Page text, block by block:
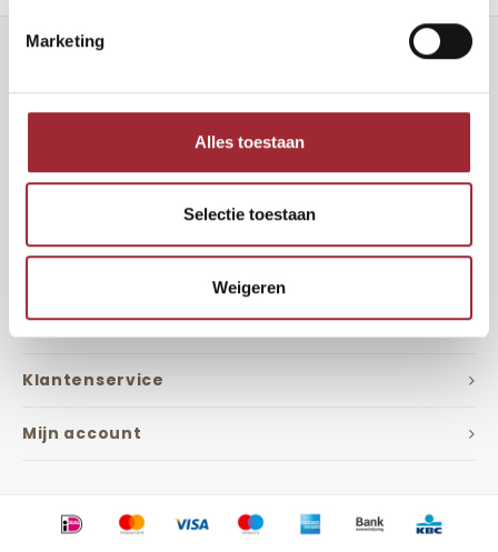
Marketing
Alles toestaan
Selectie toestaan
Weigeren
Contact
Volg ons
Klantenservice
Mijn account